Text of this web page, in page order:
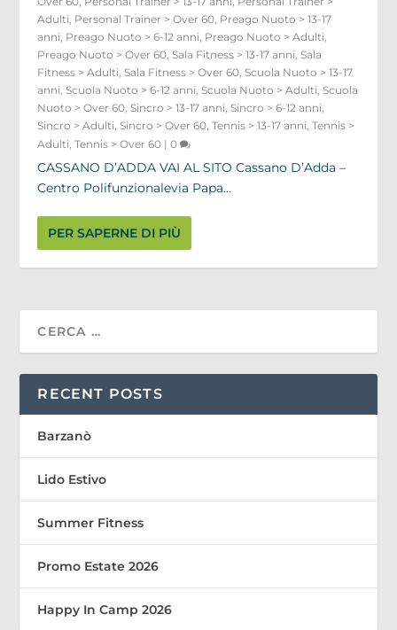
Adulti, Personal Trainer > Over 60, Preago Nuoto > 13-17
anni, Preago Nuoto > 6-12 anni, Preago Nuoto > Adulti,
Preago Nuoto > Over 60,Sala Fitness > 13-17 anni,Sala
Fitness > Adulti,Sala Fitness > Over 60,Scuola Nuoto > 13-17
anni,Scuola Nuoto > 6-12 anni,Scuola Nuoto > Adulti,Scuola
Nuoto > Over 60,Sincro > 13-17 anni,Sincro > 6-12 anni,
Sincro > Adulti,Sincro > Over 60,Tennis > 13-17 anni,Tennis >
Adulti,Tennis > Over 60 |0
CASSANO D’ADDA VAI AL SITO Cassano D’Adda –
Centro Polifunzionalevia Papa...
PER SAPERNE DI PIÙ
RECENT POSTS
Barzanò
Lido Estivo
Summer Fitness
Promo Estate 2026
Happy In Camp 2026